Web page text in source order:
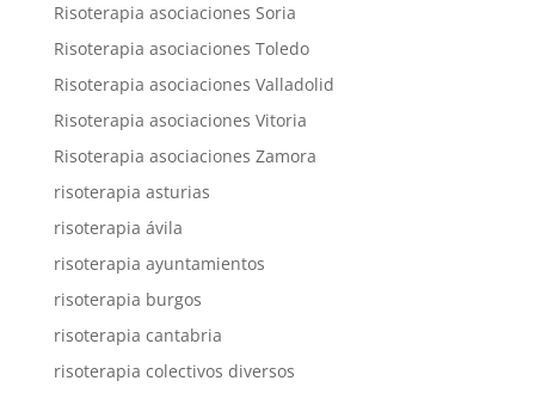
Risoterapia asociaciones Soria
Risoterapia asociaciones Toledo
Risoterapia asociaciones Valladolid
Risoterapia asociaciones Vitoria
Risoterapia asociaciones Zamora
risoterapia asturias
risoterapia ávila
risoterapia ayuntamientos
risoterapia burgos
risoterapia cantabria
risoterapia colectivos diversos